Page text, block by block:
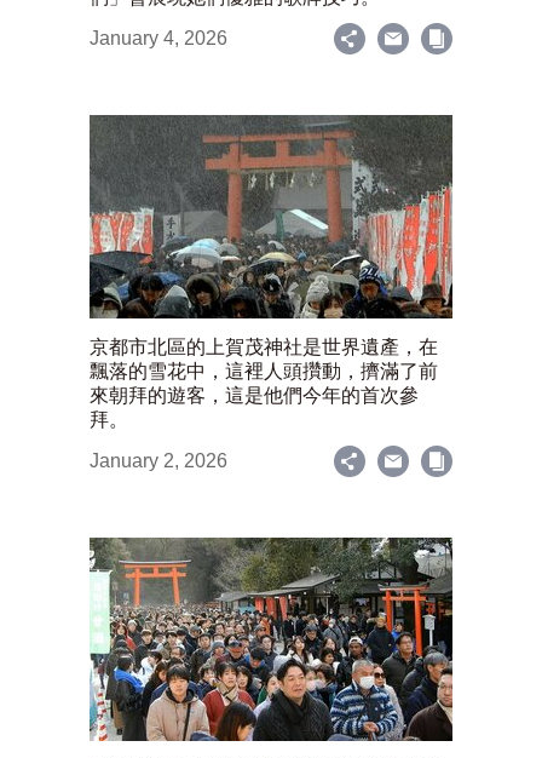
January 4, 2026
京都市北區的上賀茂神社是世界遺產，在
飄落的雪花中，這裡人頭攢動，擠滿了前
來朝拜的遊客，這是他們今年的首次參
拜。
January 2, 2026